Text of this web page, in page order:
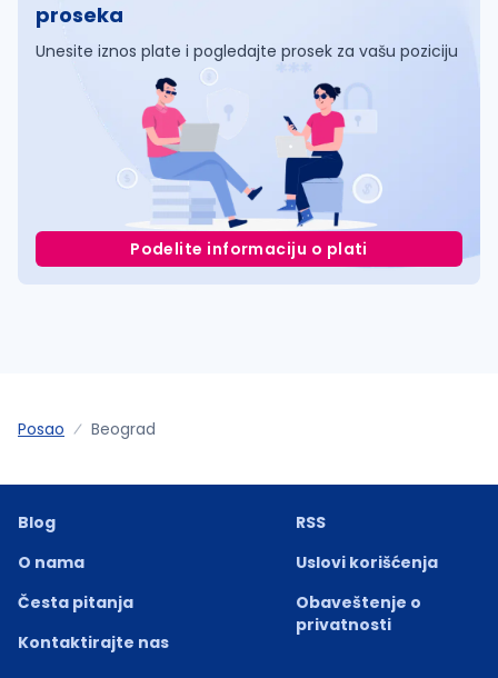
proseka
Unesite iznos plate i pogledajte prosek za vašu poziciju
Podelite informaciju o plati
Posao Beograd
Blog
O nama
Česta pitanja
Kontaktirajte nas
RSS
Uslovi korišćenja
Obaveštenje o
privatnosti